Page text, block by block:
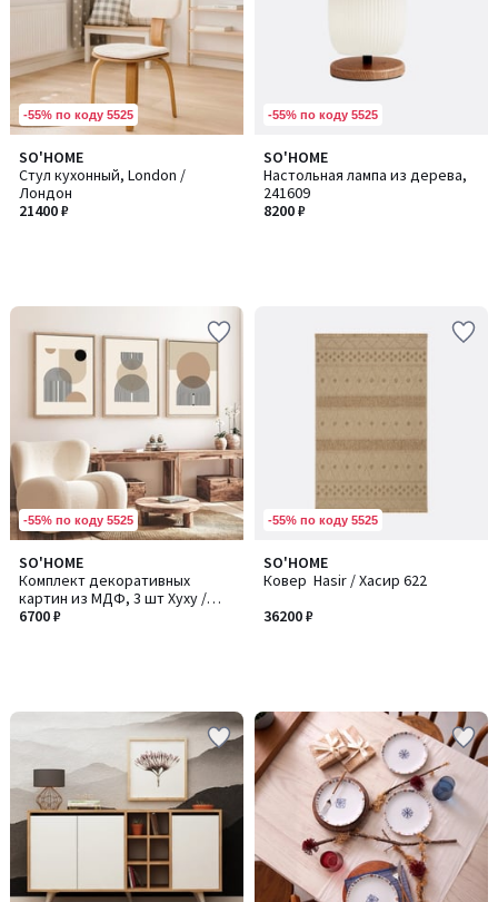
-55% по коду 5525
SO'HOME
Стул кухонный, London /
Лондон
21400 ₽
-55% по коду 5525
SO'HOME
Настольная лампа из дерева,
241609
8200 ₽
-55% по коду 5525
SO'HOME
Комплект декоративных
картин из МДФ, 3 шт Хуху /
Хуху263
6700 ₽
-55% по коду 5525
SO'HOME
Ковер Hasir / Хасир 622
36200 ₽